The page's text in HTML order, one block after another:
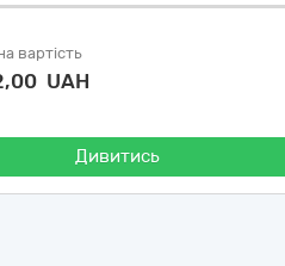
вартість
UAH
Дивитись